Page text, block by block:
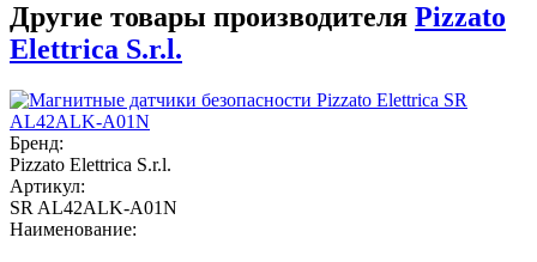
Другие товары производителя Pizzato
Elettrica S.r.l.
Бренд:
Pizzato Elettrica S.r.l.
Артикул:
SR AL42ALK-A01N
Наименование: